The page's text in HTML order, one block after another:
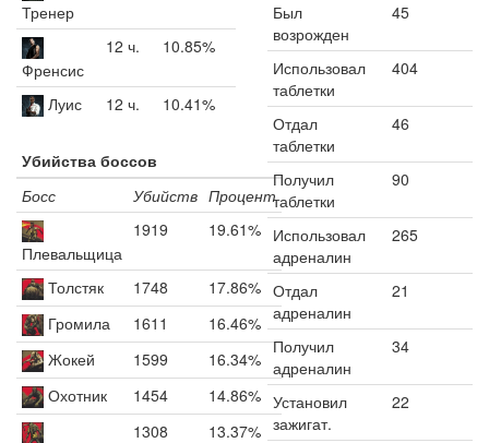
Тренер
Френсис
12 ч. 10.85%
Луис 12 ч. 10.41%
Убийства боссов
Босс
Убийств Процент
Плевальщица
1919 19.61%
Толстяк 1748
17.86%
Громила
1611
16.46%
Жокей
1599
16.34%
Охотник
1454 14.86%
1308 13.37%
Был
возрожден
45
Использовал
таблетки
404
Отдал
таблетки
46
Получил
таблетки
90
Использовал
адреналин
265
Отдал
адреналин
21
Получил
адреналин
34
Установил
зажигат.
22